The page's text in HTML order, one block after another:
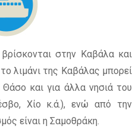
στην Καβάλα και
λιμάνι της Καβάλας μπορεί
Θάσο και για άλλα νησιά του
Χίο κ.ά.), ενώ από την
είναι η Σαμοθράκη.